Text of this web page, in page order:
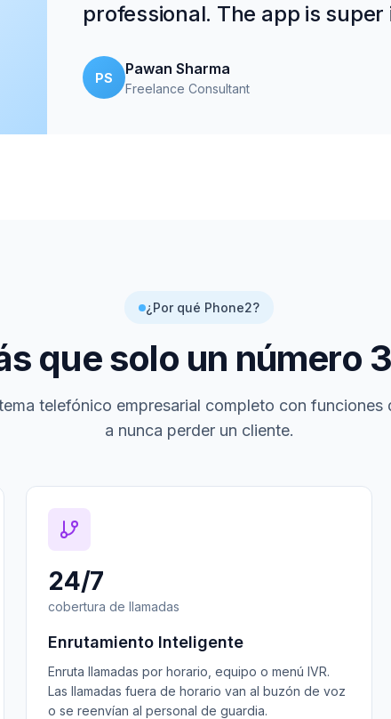
professional. The app is
PS
Pawan Sharma
Freelance Consultant
¿Por qué Phone2?
que solo un número
telefónico empresarial completo con funciones
a nunca perder un cliente.
24/7
cobertura de llamadas
Enrutamiento Inteligente
Enruta llamadas por horario, equipo o menú IVR.
Las llamadas fuera de horario van al buzón de voz
o se reenvían al personal de guardia.